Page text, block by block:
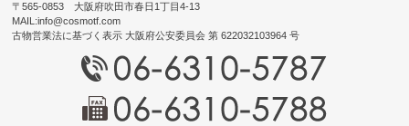
〒565-0853 大阪府吹田市春日1丁目4-13
MAIL:info@cosmotf.com
古物営業法に基づく表示 大阪府公安委員会 第 622032103964 号